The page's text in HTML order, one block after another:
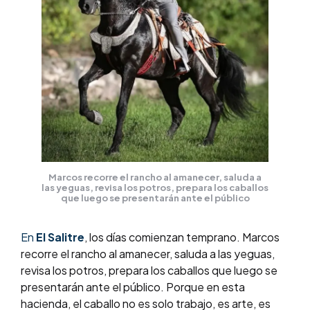
Marcos recorre el rancho al amanecer, saluda a
las yeguas, revisa los potros, prepara los caballos
que luego se presentarán ante el público
En El Salitre, los días comienzan temprano. Marcos
recorre el rancho al amanecer, saluda a las yeguas,
revisa los potros, prepara los caballos que luego se
presentarán ante el público. Porque en esta
hacienda, el caballo no es solo trabajo, es arte, es